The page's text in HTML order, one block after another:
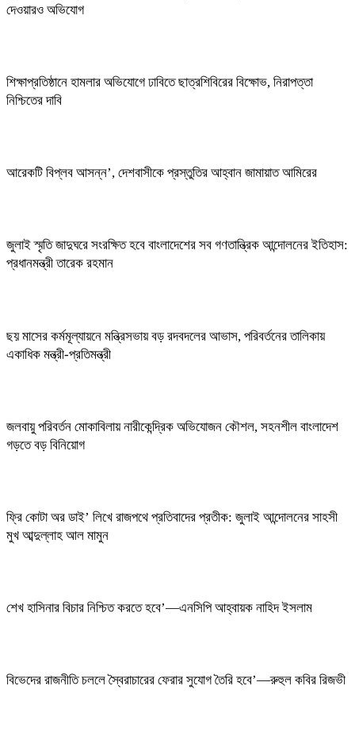
দেওয়ারও অভিযোগ
শিক্ষাপ্রতিষ্ঠানে হামলার অভিযোগে ঢাবিতে ছাত্রশিবিরের বিক্ষোভ, নিরাপত্তা
নিশ্চিতের দাবি
আরেকটি বিপ্লব আসন্ন’, দেশবাসীকে প্রস্তুতির আহ্বান জামায়াত আমিরের
জুলাই স্মৃতি জাদুঘরে সংরক্ষিত হবে বাংলাদেশের সব গণতান্ত্রিক আন্দোলনের ইতিহাস:
প্রধানমন্ত্রী তারেক রহমান
ছয় মাসের কর্মমূল্যায়নে মন্ত্রিসভায় বড় রদবদলের আভাস, পরিবর্তনের তালিকায়
একাধিক মন্ত্রী-প্রতিমন্ত্রী
জলবায়ু পরিবর্তন মোকাবিলায় নারীকেন্দ্রিক অভিযোজন কৌশল, সহনশীল বাংলাদেশ
গড়তে বড় বিনিয়োগ
ফ্রি কোটা অর ডাই’ লিখে রাজপথে প্রতিবাদের প্রতীক: জুলাই আন্দোলনের সাহসী
মুখ আব্দুল্লাহ আল মামুন
শেখ হাসিনার বিচার নিশ্চিত করতে হবে’—এনসিপি আহ্বায়ক নাহিদ ইসলাম
বিভেদের রাজনীতি চললে স্বৈরাচারের ফেরার সুযোগ তৈরি হবে’—রুহুল কবির রিজভী